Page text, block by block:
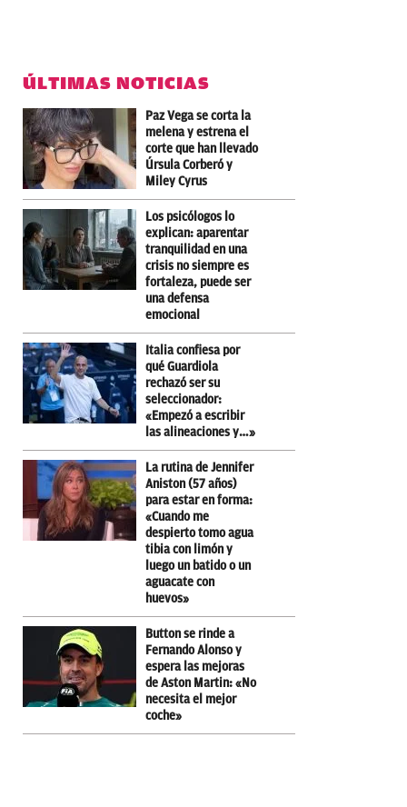
ÚLTIMAS NOTICIAS
Paz Vega se corta la
melena y estrena el
corte que han llevado
Úrsula Corberó y
Miley Cyrus
Los psicólogos lo
explican: aparentar
tranquilidad en una
crisis no siempre es
fortaleza, puede ser
una defensa
emocional
Italia confiesa por
qué Guardiola
rechazó ser su
seleccionador:
«Empezó a escribir
las alineaciones y…»
La rutina de Jennifer
Aniston (57 años)
para estar en forma:
«Cuando me
despierto tomo agua
tibia con limón y
luego un batido o un
aguacate con
huevos»
Button se rinde a
Fernando Alonso y
espera las mejoras
de Aston Martin: «No
necesita el mejor
coche»